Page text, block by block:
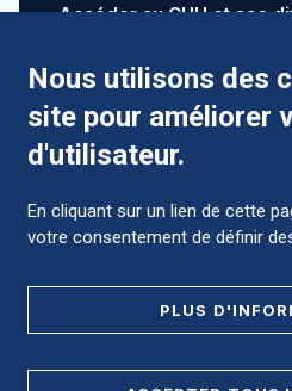
Accéder au CHU et ses
Comment préparer mon
Nous utilisons des
site pour améliorer
d'utilisateur.
En cliquant sur un lien de cette
votre consentement de définir
PLUS